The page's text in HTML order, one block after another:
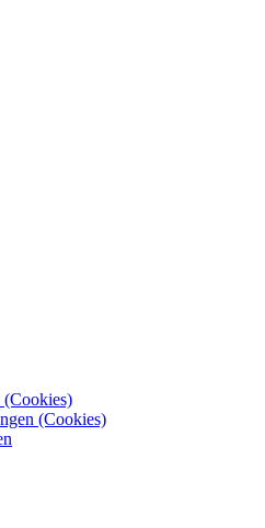
(Cookies)
(Cookies)